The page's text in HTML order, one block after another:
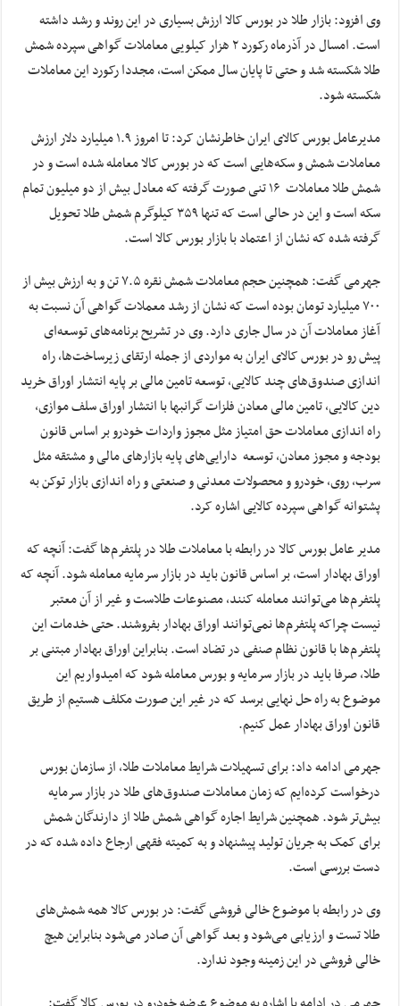
وی افزود: بازار طلا در بورس کالا ارزش بسیاری در این روند و رشد داشته
است. امسال در آذرماه رکورد ۲ هزار کیلویی معاملات گواهی سپرده شمش
طلا شکسته شد و حتی تا پایان سال ممکن است، مجددا رکورد این معاملات
شکسته شود.
مدیرعامل بورس کالای ایران خاطرنشان کرد: تا امروز ۱.۹ میلیارد دلار ارزش
معاملات شمش و سکه‌هایی است که در بورس کالا معامله شده است و در
شمش طلا معاملات ۱۶ تنی صورت گرفته که معادل بیش از دو میلیون تمام
سکه است و این در حالی است که تنها ۳۵۹ کیلوگرم شمش طلا تحویل
گرفته شده که نشان از اعتماد با بازار بورس کالا است.
جهرمی گفت: همچنین حجم معاملات شمش نقره ۷.۵ تن و به ارزش بیش از
۷۰۰ میلیارد تومان بوده است که نشان از رشد معملات گواهی آن نسبت به
آغاز معاملات آن در سال جاری دارد. وی در تشریح برنامه‌های توسعه‌ای
پیش رو در بورس کالای ایران به مواردی از جمله ارتقای زیرساخت‌ها، راه
اندازی صندوق‌های چند کالایی، توسعه تامین مالی بر پایه انتشار اوراق خرید
دین کالایی، تامین مالی معادن فلزات گرانبها با انتشار اوراق سلف موازی،
راه اندازی معاملات حق امتیاز مثل مجوز واردات خودرو بر اساس قانون
بودجه و مجوز معادن، توسعه دارایی‌های پایه بازارهای مالی و مشتقه مثل
سرب، روی، خودرو و محصولات معدنی و صنعتی و راه اندازی بازار توکن به
پشتوانه گواهی سپرده کالایی اشاره کرد.
مدیر عامل بورس کالا در رابطه با معاملات طلا در پلتفرم‌ها گفت: آنچه که
اوراق بهادار است، بر اساس قانون باید در بازار سرمایه معامله شود. آنچه که
پلتفرم‌ها می‌توانند معامله کنند، مصنوعات طلاست و غیر از آن معتبر
نیست چراکه پلتفرم‌ها نمی‌توانند اوراق بهادار بفروشند. حتی خدمات این
پلتفرم‌ها با قانون نظام صنفی در تضاد است. بنابراین اوراق بهادار مبتنی بر
طلا، صرفا باید در بازار سرمایه و بورس معامله شود که امیدواریم این
موضوع به راه حل نهایی برسد که در غیر این صورت مکلف هستیم از طریق
قانون اوراق بهادار عمل کنیم.
جهرمی ادامه داد: برای تسهیلات شرایط معاملات طلا، از سازمان بورس
درخواست کرده‌ایم که زمان معاملات صندوق‌های طلا در بازار سرمایه
بیش‌تر شود. همچنین شرایط اجاره گواهی شمش طلا از دارندگان شمش
برای کمک به جریان تولید پیشنهاد و به کمیته فقهی ارجاع داده شده که در
دست بررسی است.
وی در رابطه با موضوع خالی فروشی گفت: در بورس کالا همه شمش‌های
طلا تست و ارزیابی می‌شود و بعد گواهی آن صادر می‌شود بنابراین هیچ
خالی فروشی در این زمینه وجود ندارد.